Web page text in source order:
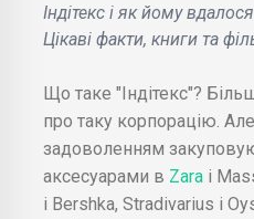
Індітекс і як йому
Цікаві факти, книги та
Що таке "Індітекс"?
про таку корпорацію.
задоволенням
аксесуарами в Zara і
і Bershka, Stradivarius і